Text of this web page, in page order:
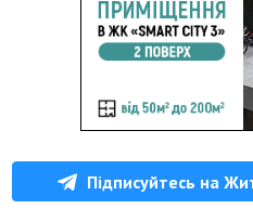
Підписуйтесь на